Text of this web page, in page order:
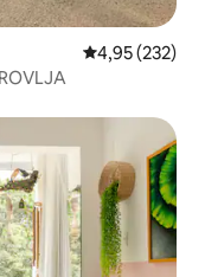
Prosečna
4,95 (232)